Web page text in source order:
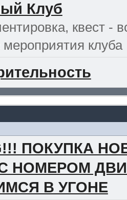
Клуб
квест -
клуба
ПОКУПКА
НОМЕРОМ
В УГОНЕ